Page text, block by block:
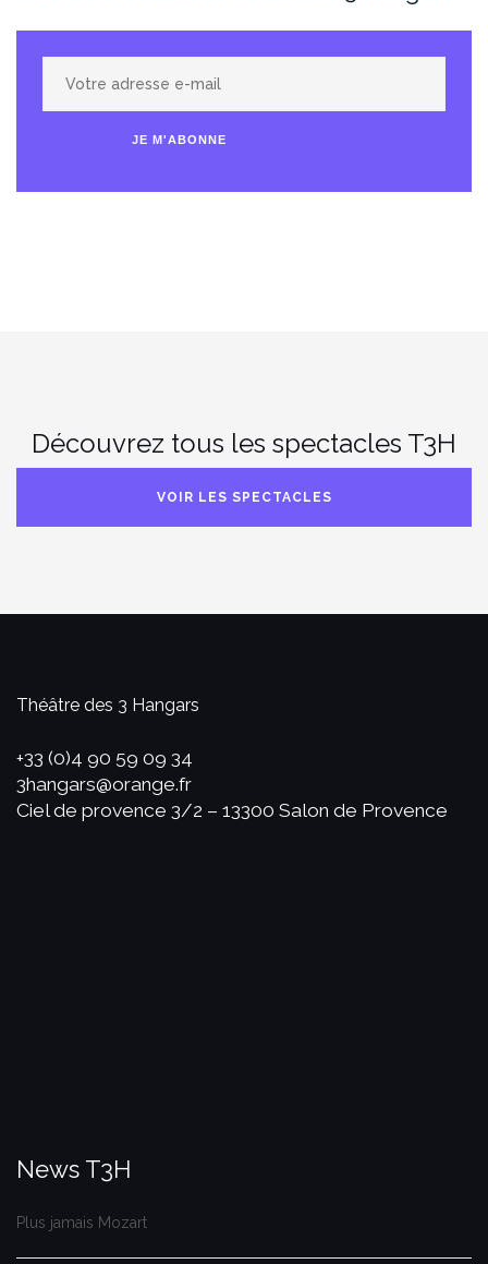
adresse
JE M'ABONNE
Découvrez tous les spectacles T3H
VOIR LES SPECTACLES
Théâtre des 3 Hangars
+33 (0)4 90 59 09 34
3hangars@orange.fr
Ciel de provence 3/2 – 13300 Salon de Provence
News T3H
Plus jamais Mozart